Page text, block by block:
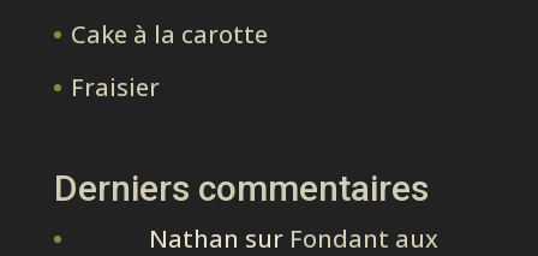
Cake à la carotte
Fraisier
Derniers commentaires
Nathan sur Fondant aux